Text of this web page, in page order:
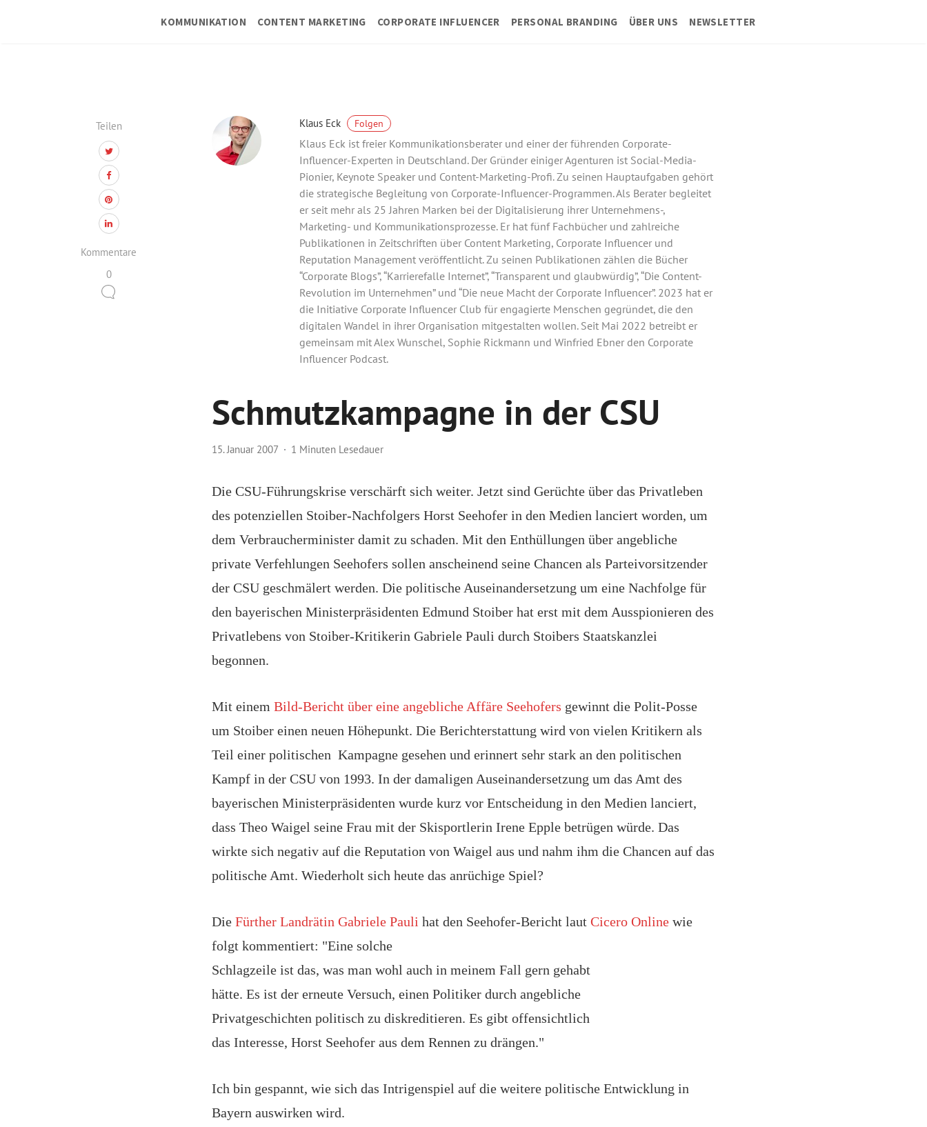
KOMMUNIKATION CONTENT MARKETING CORPORATE INFLUENCER PERSONAL BRANDING ÜBER UNS NEWSLETTER
Teilen
Kommentare
0
Klaus Eck Folgen
Klaus Eck ist freier Kommunikationsberater und einer der führenden Corporate-
Influencer-Experten in Deutschland. Der Gründer einiger Agenturen ist Social-Media-
Pionier, Keynote Speaker und Content-Marketing-Profi. Zu seinen Hauptaufgaben gehört
die strategische Begleitung von Corporate-Influencer-Programmen. Als Berater begleitet
er seit mehr als 25 Jahren Marken bei der Digitalisierung ihrer Unternehmens-,
Marketing- und Kommunikationsprozesse. Er hat fünf Fachbücher und zahlreiche
Publikationen in Zeitschriften über Content Marketing, Corporate Influencer und
Reputation Management veröffentlicht. Zu seinen Publikationen zählen die Bücher
“Corporate Blogs”, “Karrierefalle Internet”, “Transparent und glaubwürdig”, “Die Content-
Revolution im Unternehmen” und “Die neue Macht der Corporate Influencer”. 2023 hat er
die Initiative Corporate Influencer Club für engagierte Menschen gegründet, die den
digitalen Wandel in ihrer Organisation mitgestalten wollen. Seit Mai 2022 betreibt er
gemeinsam mit Alex Wunschel, Sophie Rickmann und Winfried Ebner den Corporate
Influencer Podcast.
Schmutzkampagne in der CSU
15. Januar 2007 1 Minuten Lesedauer
Die CSU-Führungskrise verschärft sich weiter. Jetzt sind Gerüchte über das Privatleben
des potenziellen Stoiber-Nachfolgers Horst Seehofer in den Medien lanciert worden, um
dem Verbraucherminister damit zu schaden. Mit den Enthüllungen über angebliche
private Verfehlungen Seehofers sollen anscheinend seine Chancen als Parteivorsitzender
der CSU geschmälert werden. Die politische Auseinandersetzung um eine Nachfolge für
den bayerischen Ministerpräsidenten Edmund Stoiber hat erst mit dem Ausspionieren des
Privatlebens von Stoiber-Kritikerin Gabriele Pauli durch Stoibers Staatskanzlei
begonnen.
Mit einem Bild-Bericht über eine angebliche Affäre Seehofers gewinnt die Polit-Posse
um Stoiber einen neuen Höhepunkt. Die Berichterstattung wird von vielen Kritikern als
Teil einer politischen Kampagne gesehen und erinnert sehr stark an den politischen
Kampf in der CSU von 1993. In der damaligen Auseinandersetzung um das Amt des
bayerischen Ministerpräsidenten wurde kurz vor Entscheidung in den Medien lanciert,
dass Theo Waigel seine Frau mit der Skisportlerin Irene Epple betrügen würde. Das
wirkte sich negativ auf die Reputation von Waigel aus und nahm ihm die Chancen auf das
politische Amt. Wiederholt sich heute das anrüchige Spiel?
Die Fürther Landrätin Gabriele Pauli hat den Seehofer-Bericht laut Cicero Online wie
folgt kommentiert: "Eine solche
Schlagzeile ist das, was man wohl auch in meinem Fall gern gehabt
hätte. Es ist der erneute Versuch, einen Politiker durch angebliche
Privatgeschichten politisch zu diskreditieren. Es gibt offensichtlich
das Interesse, Horst Seehofer aus dem Rennen zu drängen."
Ich bin gespannt, wie sich das Intrigenspiel auf die weitere politische Entwicklung in
Bayern auswirken wird.